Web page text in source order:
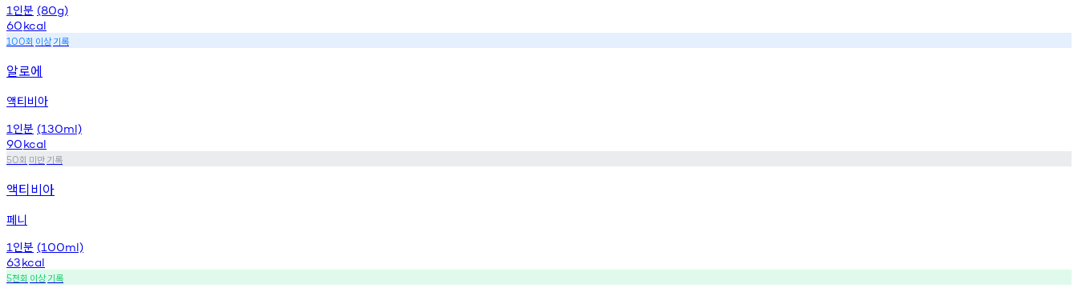
1 인분 (80g)
60kcal
100회 이상기록
알로에
액티비아
1 인분 (130ml)
90kcal
50회 미만기록
액티비아
페니
1 인분 (100ml)
63kcal
5천회 이상기록